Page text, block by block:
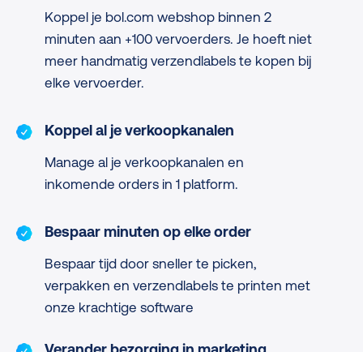
Koppel je bol.com webshop binnen 2
minuten aan +100 vervoerders. Je hoeft niet
meer handmatig verzendlabels te kopen bij
elke vervoerder.
Koppel al je verkoopkanalen
Manage al je verkoopkanalen en
inkomende orders in 1 platform.
Bespaar minuten op elke order
Bespaar tijd door sneller te picken,
verpakken en verzendlabels te printen met
onze krachtige software